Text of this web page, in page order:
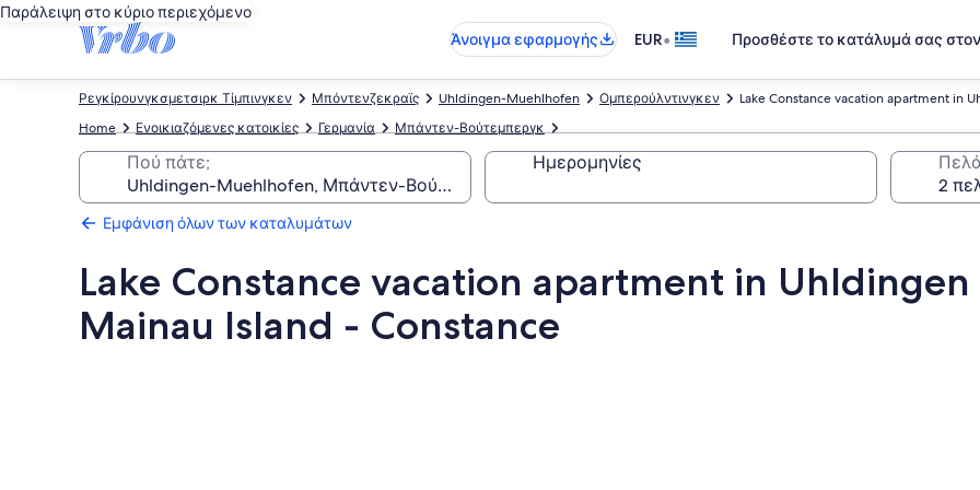
Παράλειψη στο κύριο περιεχόμενο
Άνοιγμα εφαρμογής
EUR• Προσθέστε το κατάλυμά σας
Lake Constance vacation apartment in
Ομπερούλντινγκεν
Uhldingen-Muehlhofen
Μπόντενζεκραϊς
Ρεγκίρουνγκσμετσιρκ Τίμπινγκεν
Μπάντεν-Βούτεμπεργκ
Γερμανία
Ενοικιαζόμενες κατοικίες
Home
Πού πάτε; Ημερομηνίες
Εμφάνιση όλων των καταλυμάτων
Lake Constance vacation apartment in
Mainau Island - Constance